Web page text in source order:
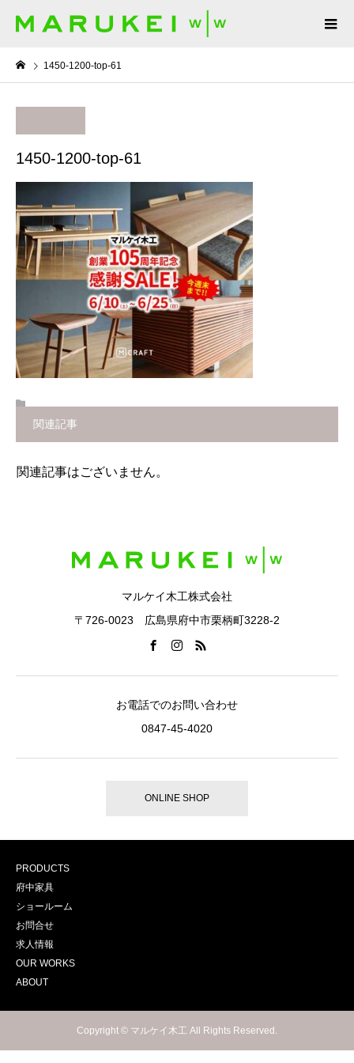
1450-1200-top-61
1450-1200-top-61
関連記事
関連記事はございません。
マルケイ木工株式会社
〒726-0023 広島県府中市栗柄町3228-2
お電話でのお問い合わせ
0847-45-4020
ONLINE SHOP
PRODUCTS
府中家具
ショールーム
お問合せ
求人情報
OUR WORKS
ABOUT
Copyright © マルケイ木工 All Rights Reserved.